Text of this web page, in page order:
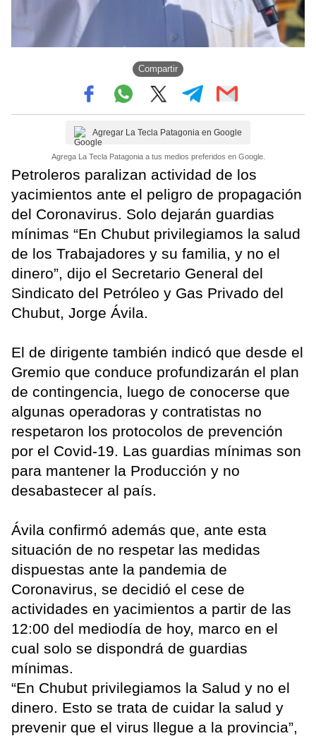
Compartir
Agregar La Tecla Patagonia en Google
Agrega La Tecla Patagonia a tus medios preferidos en Google.
Petroleros paralizan actividad de los
yacimientos ante el peligro de propagación
del Coronavirus. Solo dejarán guardias
mínimas “En Chubut privilegiamos la salud
de los Trabajadores y su familia, y no el
dinero”, dijo el Secretario General del
Sindicato del Petróleo y Gas Privado del
Chubut, Jorge Ávila.
El de dirigente también indicó que desde el
Gremio que conduce profundizarán el plan
de contingencia, luego de conocerse que
algunas operadoras y contratistas no
respetaron los protocolos de prevención
por el Covid-19. Las guardias mínimas son
para mantener la Producción y no
desabastecer al país.
Ávila confirmó además que, ante esta
situación de no respetar las medidas
dispuestas ante la pandemia de
Coronavirus, se decidió el cese de
actividades en yacimientos a partir de las
12:00 del mediodía de hoy, marco en el
cual solo se dispondrá de guardias
mínimas.
“En Chubut privilegiamos la Salud y no el
dinero. Esto se trata de cuidar la salud y
prevenir que el virus llegue a la provincia”,